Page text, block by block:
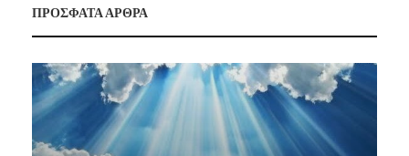
ΠΡΟΣΦΑΤΑ ΑΡΘΡΑ